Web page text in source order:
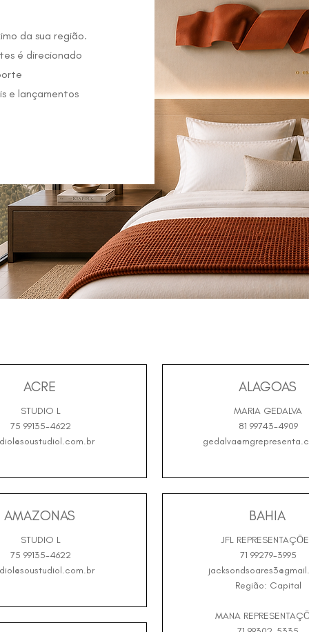
da sua região.
é direcionado
e lançamentos
ACRE
STUDIO L
75 99135-4622
AMAZONAS
STUDIO L
75 99135-4622
ALAGOAS
MARIA GEDALVA
81 99743-4909
BAHIA
JFL
71 99279-3995
Região: Capital
MANA